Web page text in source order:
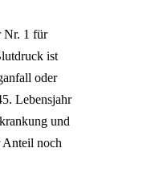
Nr. 1 für
ist
oder
Lebensjahr
und
Anteil noch